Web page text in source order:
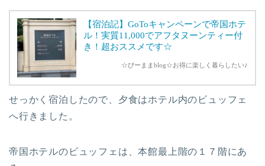
【宿泊記】GoToキャンペーンで帝国ホテ
ル！実質11,000でアフタヌーンティー付
き！超おススメです☆
☆ぴーままblog☆お得に楽しく暮らしたい♪
せっかく宿泊したので、夕食はホテル内のビュッフェ
へ行きました。
帝国ホテルのビュッフェは、本館最上階の１７階にあ